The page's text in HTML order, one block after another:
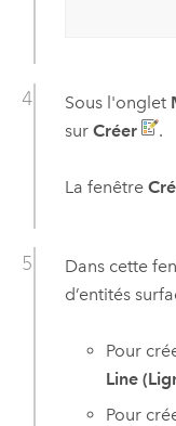
Sous l'onglet
sur Créer .
La fenêtre
Dans cette
d’entités
Pour
Line
Pour